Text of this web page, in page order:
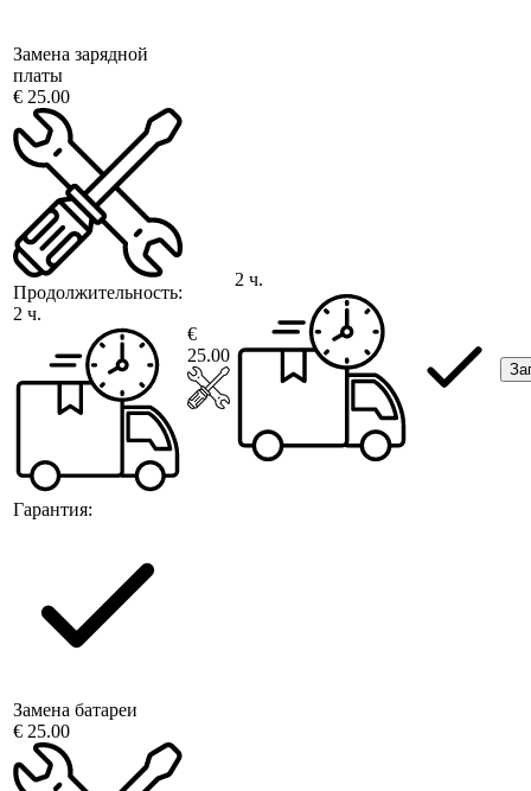
Замена зарядной
платы
€ 25.00
Продолжительность:
2 ч.
Гарантия:
€
25.00
2 ч.
Замена батареи
€ 25.00